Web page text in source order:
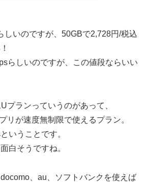
しいのですが、50GBで2,728円/税込
らしいのですが、この値段ならいい
プランっていうのがあって、
リが速度無制限で使えるプラン。
いうことです。
白そうですね。
、au、ソフトバンクを使えば